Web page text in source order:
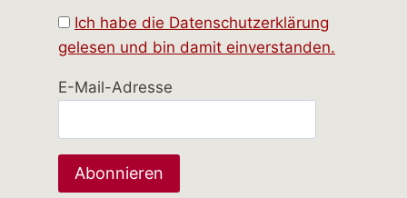
Ich habe die Datenschutzerklärung
gelesen und bin damit einverstanden.
E-Mail-Adresse